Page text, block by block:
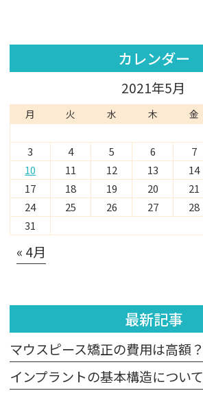
カレンダー
2021年5月
月 火 水 木 金
3
4 5 6 7
10
11 12 13 14
17
18 19 20 21
24
25 26 27 28
31
« 4月
最新記事
インプラントの基本構造について